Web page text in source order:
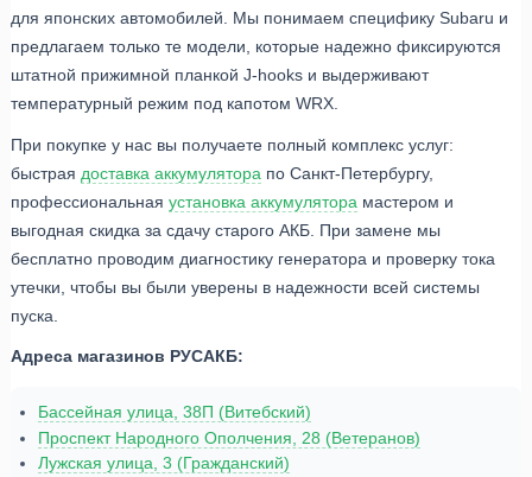
для японских автомобилей. Мы понимаем специфику Subaru и
предлагаем только те модели, которые надежно фиксируются
штатной прижимной планкой J-hooks и выдерживают
температурный режим под капотом WRX.
При покупке у нас вы получаете полный комплекс услуг:
быстрая доставка аккумулятора по Санкт-Петербургу,
профессиональная установка аккумулятора мастером и
выгодная скидка за сдачу старого АКБ. При замене мы
бесплатно проводим диагностику генератора и проверку тока
утечки, чтобы вы были уверены в надежности всей системы
пуска.
Адреса магазинов РУСАКБ:
Бассейная улица, 38П (Витебский)
Проспект Народного Ополчения, 28 (Ветеранов)
Лужская улица, 3 (Гражданский)